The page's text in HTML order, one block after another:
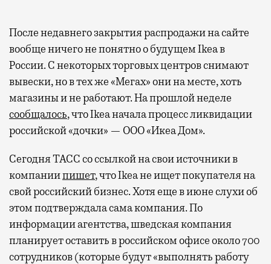
После недавнего закрытия распродажи на сайте
вообще ничего не понятно о будущем Ikea в
России. С некоторых торговых центров снимают
вывески, но в тех же «Мегах» они на месте, хоть
магазины и не работают. На прошлой неделе
сообщалось, что Ikea начала процесс ликвидации
российской «дочки» — ООО «Икеа Дом».
Сегодня ТАСС со ссылкой на свои источники в
компаниипишет, что Ikea не ищет покупателя на
свой российский бизнес. Хотя еще в июне слухи об
этом подтверждала сама компания. По
информации агентства, шведская компания
планирует оставить в российском офисе около 700
сотрудников (которые будут «выполнять работу